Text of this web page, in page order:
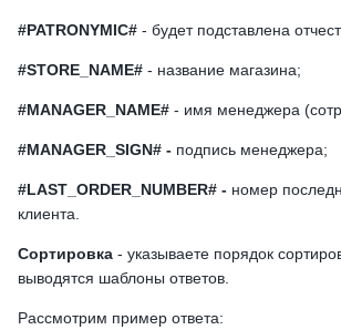
#PATRONYMIC# - будет подставлена
#STORE_NAME# - название магазина;
#MANAGER_NAME# - имя менеджера
#MANAGER_SIGN# - подпись менеджера;
#LAST_ORDER_NUMBER# - номер
клиента.
Сортировка - указываете порядок
выводятся шаблоны ответов.
Рассмотрим пример ответа: